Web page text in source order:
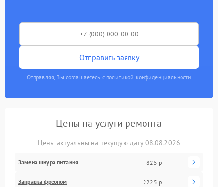
Отправить заявку
Отправляя, Вы соглашаетесь с политикой конфиденциальности
Цены на услуги ремонта
Цены актуальны на текущую дату 08.08.2026
Замена шнура питания 825 р
Заправка фреоном 2225 р